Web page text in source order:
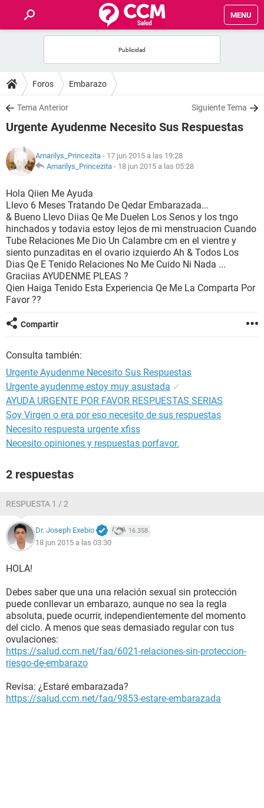
MENU
FOROS
SALUD
FAMILIA
NUTRICIÓN
BIENESTAR
SEXUALIDAD
GLOSARIO
Foros Embarazo
Tema Anterior Siguiente Tema
Urgente Ayudenme Necesito Sus Respuestas
Amarilys_Princezita - 17 jun 2015 a las 19:28
Amarilys_Princezita - 18 jun 2015 a las 05:28
Hola Qiien Me Ayuda
Llevo 6 Meses Tratando De Qedar Embarazada...
& Bueno Llevo Diias Qe Me Duelen Los Senos y los tngo
hinchados y todavia estoy lejos de mi menstruacion Cuando
Tube Relaciones Me Dio Un Calambre cm en el vientre y
siento punzaditas en el ovario izquierdo Ah & Todos Los
Dias Qe E Tenido Relaciones No Me Cuido Ni Nada ...
Graciias AYUDENME PLEAS ?
Qien Haiga Tenido Esta Experiencia Qe Me La Comparta Por
Favor ??
Compartir
Consulta también:
Urgente Ayudenme Necesito Sus Respuestas
Urgente ayudenme estoy muy asustada ✓
AYUDA URGENTE POR FAVOR RESPUESTAS SERIAS
Soy Virgen o era por eso necesito de sus respuestas
Necesito respuesta urgente xfiss
Necesito opiniones y respuestas porfavor.
2 respuestas
RESPUESTA 1 / 2
Dr. Joseph Exebio 16.358
18 jun 2015 a las 03:30
HOLA!
Debes saber que una una relación sexual sin protección
puede conllevar un embarazo, aunque no sea la regla
absoluta, puede ocurrir, independientemente del momento
del ciclo. A menos que seas demasiado regular con tus
ovulaciones:
https://salud.ccm.net/faq/6021-relaciones-sin-proteccion-
riesgo-de-embarazo
Revisa: ¿Estaré embarazada?
https://salud.ccm.net/faq/9853-estare-embarazada